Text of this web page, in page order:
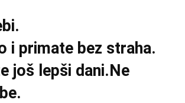
i primate bez straha.
još lepši dani.Ne